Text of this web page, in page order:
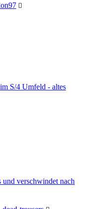
S/4 Umfeld - altes
verschwindet nach